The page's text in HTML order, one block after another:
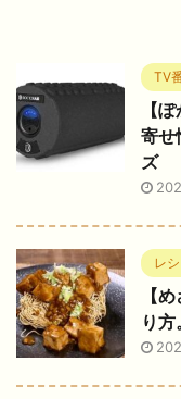
TV
【
寄せ
ズ
レ
【
り